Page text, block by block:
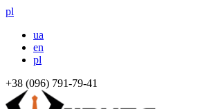
pl
ua
en
pl
+38 (096) 791-79-41